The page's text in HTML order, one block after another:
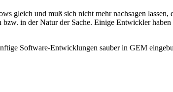
und muß sich nicht mehr nachsagen
in der Natur der Sache. Einige Entwickler
Software-Entwicklungen sauber in GEM